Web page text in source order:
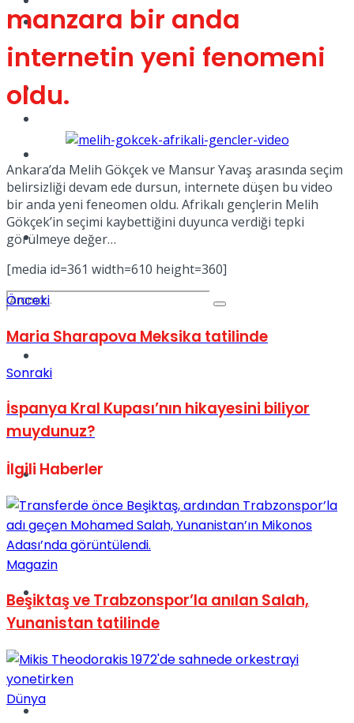
Dünya
Müzik
Sinema
Tatil
Tatil
Spor
No Result
View All Result
manzara bir anda
internetin yeni fenomeni
oldu.
Ankara’da Melih Gökçek ve Mansur Yavaş arasında seçim
belirsizliği devam ede dursun, internete düşen bu video
bir anda yeni feneomen oldu. Afrikalı gençlerin Melih
Gökçek’in seçimi kaybettiğini duyunca verdiği tepki
görülmeye değer…
[media id=361 width=610 height=360]
Önceki
Maria Sharapova Meksika tatilinde
Sonraki
İspanya Kral Kupası’nın hikayesini biliyor
muydunuz?
İlgili Haberler
Magazin
Beşiktaş ve Trabzonspor’la anılan Salah,
Yunanistan tatilinde
Dünya